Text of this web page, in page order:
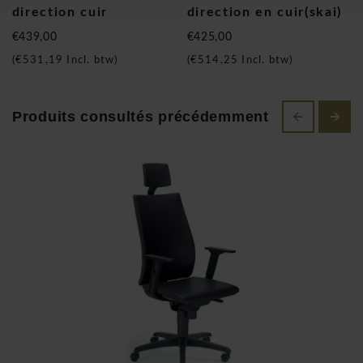
mobilier de bureau Officina peut-être construit par nos
d'utilisation. Par contre les chaises BNO sont
directement disponibles dans les 3-5 jours ouvrés. Officina
est un système de mobilier ergonomique avec la norme de
l'environnement FSC. Avec le mobilier Officina vous pouvez
aménager un bureau entier: des différents types d'armoires,
tables, des caissons sur roulettes, des tables de réunion et
des bureaux avec dressoirs sont disponibles. En outre Brand
New Office à créés sous la marque BNO de nombreuses
conférence ou tout simplement chaises pour chez vous à la
direction cuir
€439,00
(€531,19 Incl. btw)
direction en cuir(skai)
€425,00
(€514,25 Incl. btw)
Produits consultés précédemment